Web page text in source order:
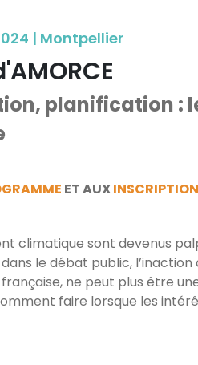
| Montpellier
planification :
ET AUX
climatique sont devenus
le débat public,
ne peut plus être
faire lorsque les